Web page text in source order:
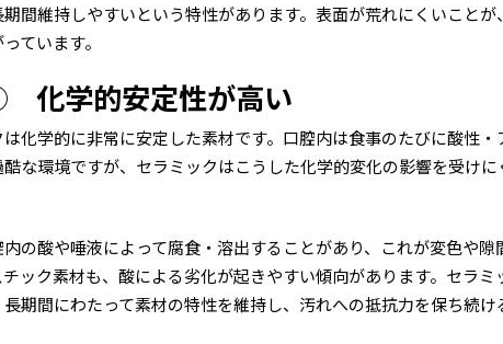
期間維持しやすいという特性があります。表面が荒れにくいこと
ています。
化学的安定性が高い
化学的に非常に安定した素材です。口腔内は食事のたびに酸性・
酷な環境ですが、セラミックはこうした化学的変化の影響を受け
の酸や唾液によって腐食・溶出することがあり、これが変色や隙
チック素材も、酸による劣化が起きやすい傾向があります。セラ
期間にわたって素材の特性を維持し、汚れへの抵抗力を保ち続け